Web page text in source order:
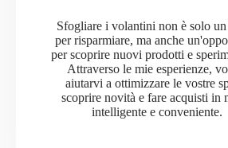
Sfogliare i volantini non è solo
per risparmiare, ma anche
per scoprire nuovi prodotti e
Attraverso le mie esperienze,
aiutarvi a ottimizzare le vostre
scoprire novità e fare acquisti in
intelligente e conveniente.